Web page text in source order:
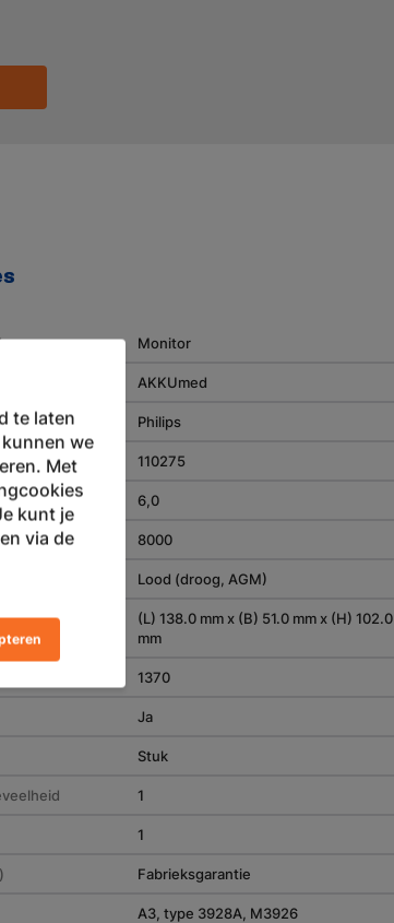
Monitor
AKKUmed
Philips
110275
6,0
8000
Lood (droog, AGM)
(L) 138.0 mm x (B) 51.0 mm x (H) 102.0
mm
1370
Ja
Stuk
1
1
Fabrieksgarantie
A3, type 3928A, M3926
te laten
we
Met
kunt je
via de